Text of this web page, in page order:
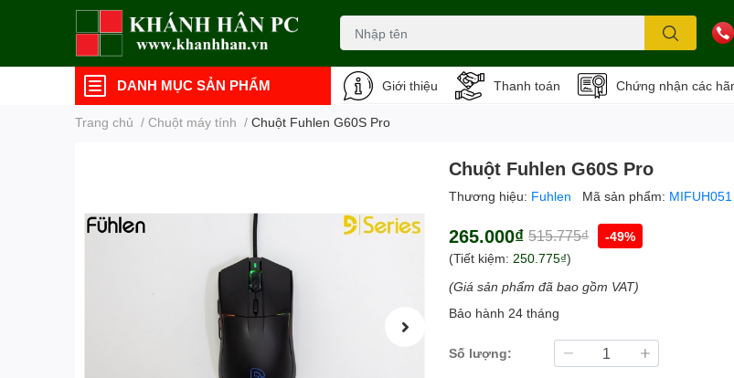
DANH MỤC SẢN PHẨM Giới thiệu Thanh toán Chứng nhận các
Trang chủ / Chuột máy tính / Chuột Fuhlen G60S Pro
Chuột Fuhlen G60S Pro
Thương hiệu: Fuhlen Mã sản phẩm: MIFUH051
265.000₫ 515.775₫
-49%
(Tiết kiệm: 250.775₫)
(Giá sản phẩm đã bao gồm VAT)
Bảo hành 24 tháng
Số lượng: